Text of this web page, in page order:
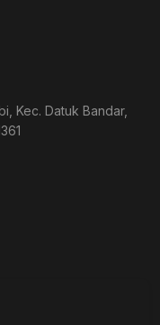
Kec. Datuk Bandar,